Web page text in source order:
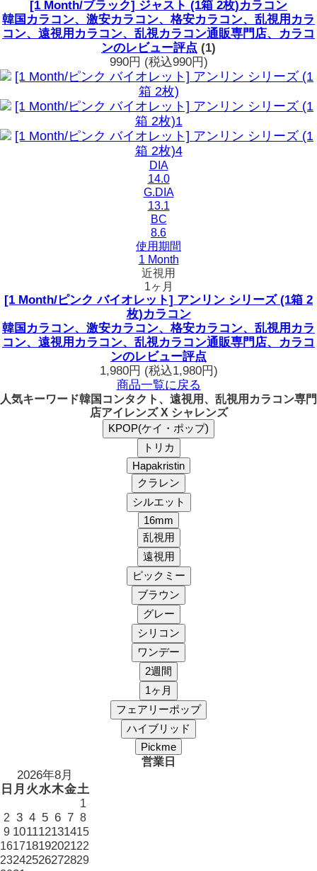
[1 Month/ブラック] ジャスト (1箱 2枚)カラコン
韓国カラコン、激安カラコン、格安カラコン、乱視用カラ
コン、遠視用カラコン、乱視カラコン通販専門店、カラコ
ンのレビュー評点 (1)
990円 (税込990円)
DIA
14.0
G.DIA
13.1
BC
8.6
使用期間
1 Month
近視用
1ヶ月
[1 Month/ピンク バイオレット] アンリン シリーズ (1箱 2
枚)カラコン
韓国カラコン、激安カラコン、格安カラコン、乱視用カラ
コン、遠視用カラコン、乱視カラコン通販専門店、カラコ
ンのレビュー評点
1,980円 (税込1,980円)
商品一覧に戻る
人気キーワード韓国コンタクト、遠視用、乱視用カラコン専門
店アイレンズ X シャレンズ
営業日
2026年8月
日 月 火水木金土
1
2 3 4 5 6 7 8
9 101112131415
16171819202122
23242526272829